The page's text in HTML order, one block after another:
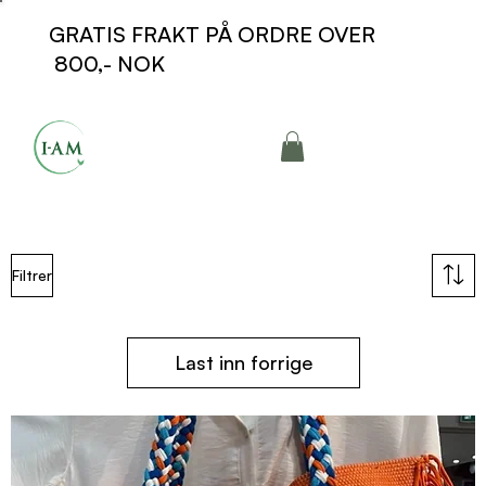
GRATIS FRAKT PÅ ORDRE OVER
800,- NOK
Filtrer
Last inn forrige